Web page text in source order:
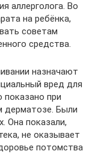
аллерголога. Во
на ребёнка,
советам
средства.
назначают
вред для
показано при
дерматозе. Были
Она показали,
не оказывает
потомства